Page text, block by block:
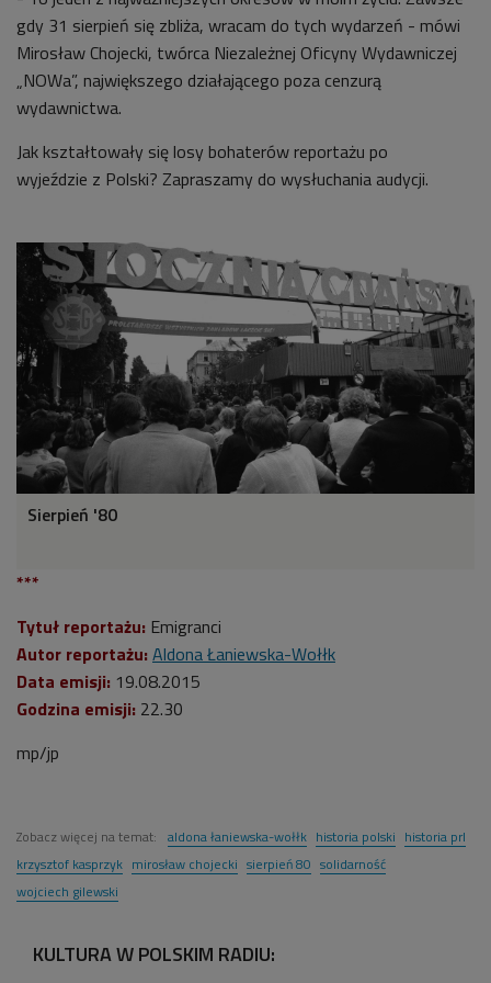
gdy 31 sierpień się zbliża, wracam do tych wydarzeń - mówi
Mirosław Chojecki, twórca Niezależnej Oficyny Wydawniczej
„NOWa”, największego działającego poza cenzurą
wydawnictwa.
Jak kształtowały się losy bohaterów reportażu po
wyjeździe z Polski? Zapraszamy do wysłuchania audycji.
Sierpień '80
***
Tytuł reportażu: Emigranci
Autor reportażu: Aldona Łaniewska-Wołłk
Data emisji: 19.08.2015
Godzina emisji: 22.30
mp/jp
Zobacz więcej na temat: aldona łaniewska-wołłk historia polski historia prl
krzysztof kasprzyk mirosław chojecki sierpień 80 solidarność
wojciech gilewski
KULTURA W POLSKIM RADIU: